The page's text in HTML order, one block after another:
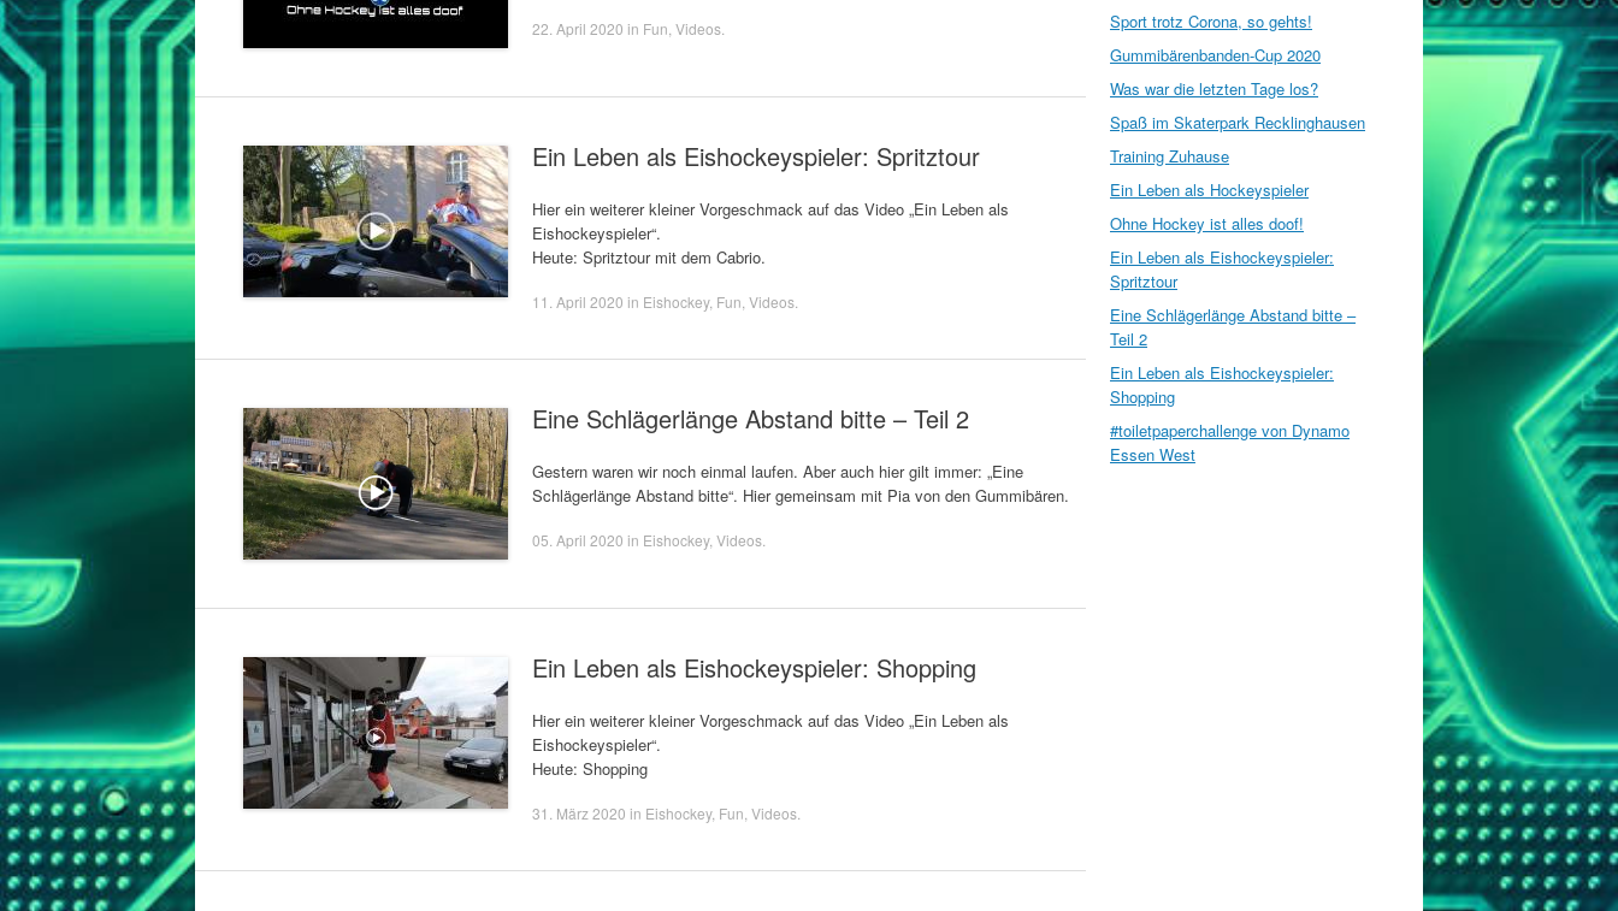
22. April 2020 in Fun Videos
Ein Leben als Eishockeyspieler: Spritztour
Hier ein weiterer kleiner Vorgeschmack auf das Video „Ein Leben als
Eishockeyspieler“.
Heute: Spritztour mit dem Cabrio.
11. April 2020 in Eishockey, Fun Videos
Eine Schlägerlänge Abstand bitte – Teil 2
Gestern waren wir noch einmal laufen. Aber auch hier gilt immer: „Eine
Schlägerlänge Abstand bitte“. Hier gemeinsam mit Pia von den Gummibären.
05. April 2020 in Eishockey, Videos
Ein Leben als Eishockeyspieler: Shopping
Hier ein weiterer kleiner Vorgeschmack auf das Video „Ein Leben als
Eishockeyspieler“.
Heute: Shopping
31. März 2020 in Eishockey, Fun Videos
Sport trotz Corona, so gehts!
Gummibärenbanden-Cup 2020
Was war die letzten Tage los?
Spaß im Skaterpark Recklinghausen
Training Zuhause
Ein Leben als Hockeyspieler
Ohne Hockey ist alles doof!
Ein Leben als Eishockeyspieler:
Spritztour
Eine Schlägerlänge Abstand bitte –
Teil 2
Ein Leben als Eishockeyspieler:
Shopping
#toiletpaperchallenge von Dynamo
Essen West